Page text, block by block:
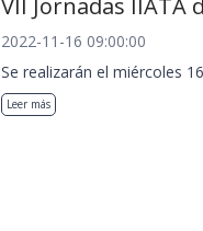
VII Jornadas IIATA
2022-11-16 09:00:00
Se realizarán el miércoles
Leer más